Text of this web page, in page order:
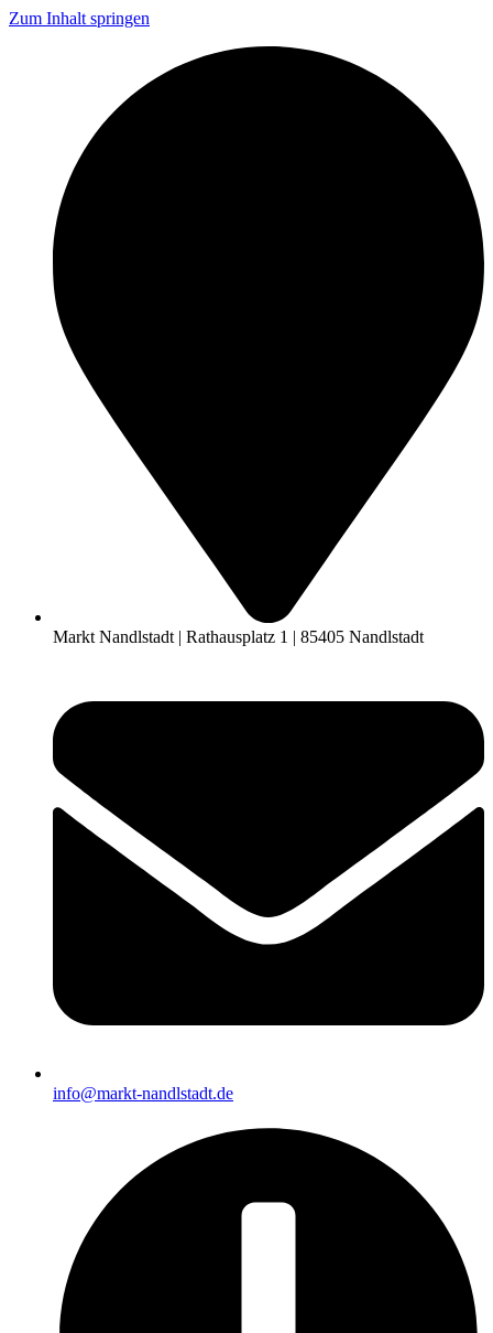
Zum Inhalt springen
Markt Nandlstadt | Rathausplatz 1 | 85405 Nandlstadt
info@markt-nandlstadt.de